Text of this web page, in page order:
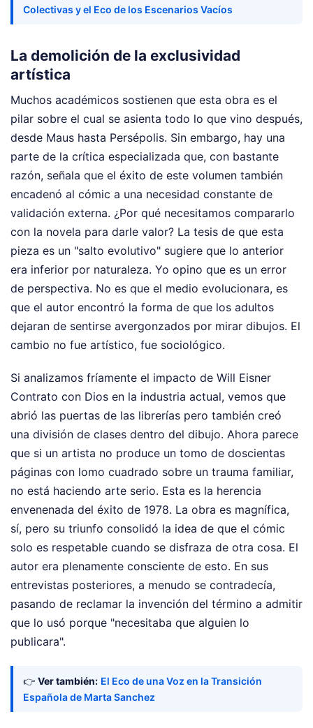
Colectivas y el Eco de los Escenarios Vacíos
La demolición de la exclusividad
artística
Muchos académicos sostienen que esta obra es el
pilar sobre el cual se asienta todo lo que vino después,
desde Maus hasta Persépolis. Sin embargo, hay una
parte de la crítica especializada que, con bastante
razón, señala que el éxito de este volumen también
encadenó al cómic a una necesidad constante de
validación externa. ¿Por qué necesitamos compararlo
con la novela para darle valor? La tesis de que esta
pieza es un "salto evolutivo" sugiere que lo anterior
era inferior por naturaleza. Yo opino que es un error
de perspectiva. No es que el medio evolucionara, es
que el autor encontró la forma de que los adultos
dejaran de sentirse avergonzados por mirar dibujos. El
cambio no fue artístico, fue sociológico.
Si analizamos fríamente el impacto de Will Eisner
Contrato con Dios en la industria actual, vemos que
abrió las puertas de las librerías pero también creó
una división de clases dentro del dibujo. Ahora parece
que si un artista no produce un tomo de doscientas
páginas con lomo cuadrado sobre un trauma familiar,
no está haciendo arte serio. Esta es la herencia
envenenada del éxito de 1978. La obra es magnífica,
sí, pero su triunfo consolidó la idea de que el cómic
solo es respetable cuando se disfraza de otra cosa. El
autor era plenamente consciente de esto. En sus
entrevistas posteriores, a menudo se contradecía,
pasando de reclamar la invención del término a admitir
que lo usó porque "necesitaba que alguien lo
publicara".
👉 Ver también: El Eco de una Voz en la Transición
Española de Marta Sanchez